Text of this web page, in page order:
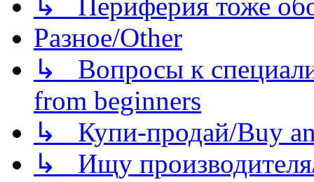
↳ Периферия тоже
Разное/Other
↳ Вопросы к
from beginners
↳ Купи-продай/Buy
↳ Ищу